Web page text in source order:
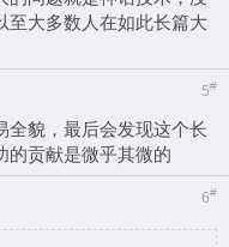
至大多数人在如此长篇大
5#
全貌，最后会发现这个长
的贡献是微乎其微的
6#